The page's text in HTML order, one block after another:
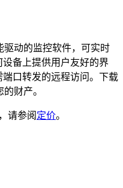
驱动的监控软件，可实时
备上提供用户友好的界
口转发的远程访问。下载
财产。
请参阅 定价。